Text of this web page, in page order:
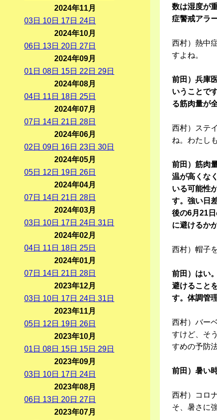
数は湿度が
症警戒アラ
西村）熱中
すよね。
前田）兵庫
いうことで
る筋肉量が
西村）ステ
ね。わたし
前田）筋肉
温が高くな
いる可能性
す。強い日
後の6月21
に避けるか
西村）帽子
前田）はい
避けること
す。体調管
西村）バー
すけど、そ
すめの予防
前田）暑い
西村）コロ
そ、暑さに
2024年11月
03日 10日 17日 24日
2024年10月
06日 13日 20日 27日
2024年09月
01 日 08日 15日 22 日 29日
2024年08月
04日 11 日 18日 25日
2024年07月
07日 14日 21 日 28日
2024年06月
02 日 09日 16日 23日 30日
2024年05月
05日 12 日 19日 26日
2024年04月
07日 14日 21 日 28日
2024年03月
03日 10日 17日 24日 31 日
2024年02月
04日 11 日 18日 25日
2024年01月
07日 14日 21 日 28日
2023年12月
03日 10日 17日 24日 31 日
2023年11月
05日 12 日 19日 26日
2023年10月
01 日 08日 15日 15日 29日
2023年09月
03日 10日 17日 24日
2023年08月
06日 13日 20日 27日
2023年07月